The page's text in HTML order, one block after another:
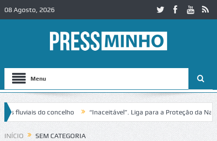
08 Agosto, 2026
Menu
concelho “Inaceitável”. Liga para a Proteção da Natureza
IC2 em Alcobaça Igreja do Castelo de Cerveira assegura
INÍCIO SEM CATEGORIA